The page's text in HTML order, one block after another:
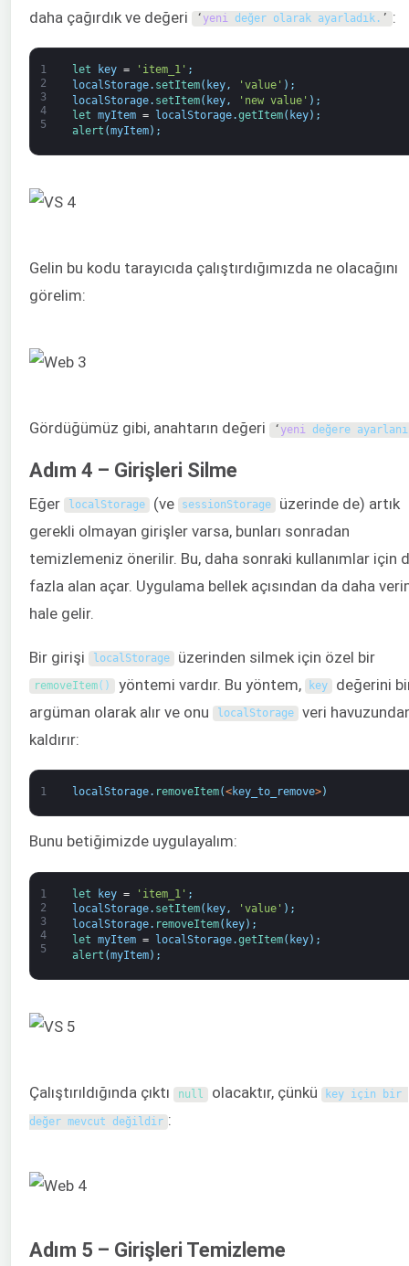
daha çağırdık ve değeri
‘ yeni değer olarak ayarladık. ’ :
1
2
3
4
5
let key = 'item_1' ;
localStorage. setItem( key, 'value' ) ;
localStorage. setItem( key, 'new value' ) ;
let myItem = localStorage.getItem( key) ;
alert (myItem) ;
Gelin bu kodu tarayıcıda çalıştırdığımızda ne olacağını
görelim:
Gördüğümüz gibi, anahtarın değeri ‘ yeni değere
Adım 4 – Girişleri Silme
Eğer localStorage (ve sessionStorage
üzerinde de) artık
gerekli olmayan girişler varsa, bunları sonradan
temizlemeniz önerilir. Bu, daha sonraki kullanımlar için
fazla alan açar. Uygulama bellek açısından da daha
hale gelir.
Bir girişi localStorage üzerinden silmek için özel bir
removeItem( ) yöntemi vardır. Bu yöntem, key
değerini
argüman olarak alır ve onu
localStorage veri
kaldırır:
1 localStorage. removeItem(<key_to_remove>)
Bunu betiğimizde uygulayalım:
1
2
3
4
5
let key = 'item_1' ;
localStorage. setItem( key, 'value' ) ;
localStorage. removeItem( key) ;
let myItem = localStorage.getItem( key) ;
alert (myItem) ;
Çalıştırıldığında çıktı null olacaktır, çünkü key için bir
değer mevcut değildir :
Adım 5 – Girişleri Temizleme